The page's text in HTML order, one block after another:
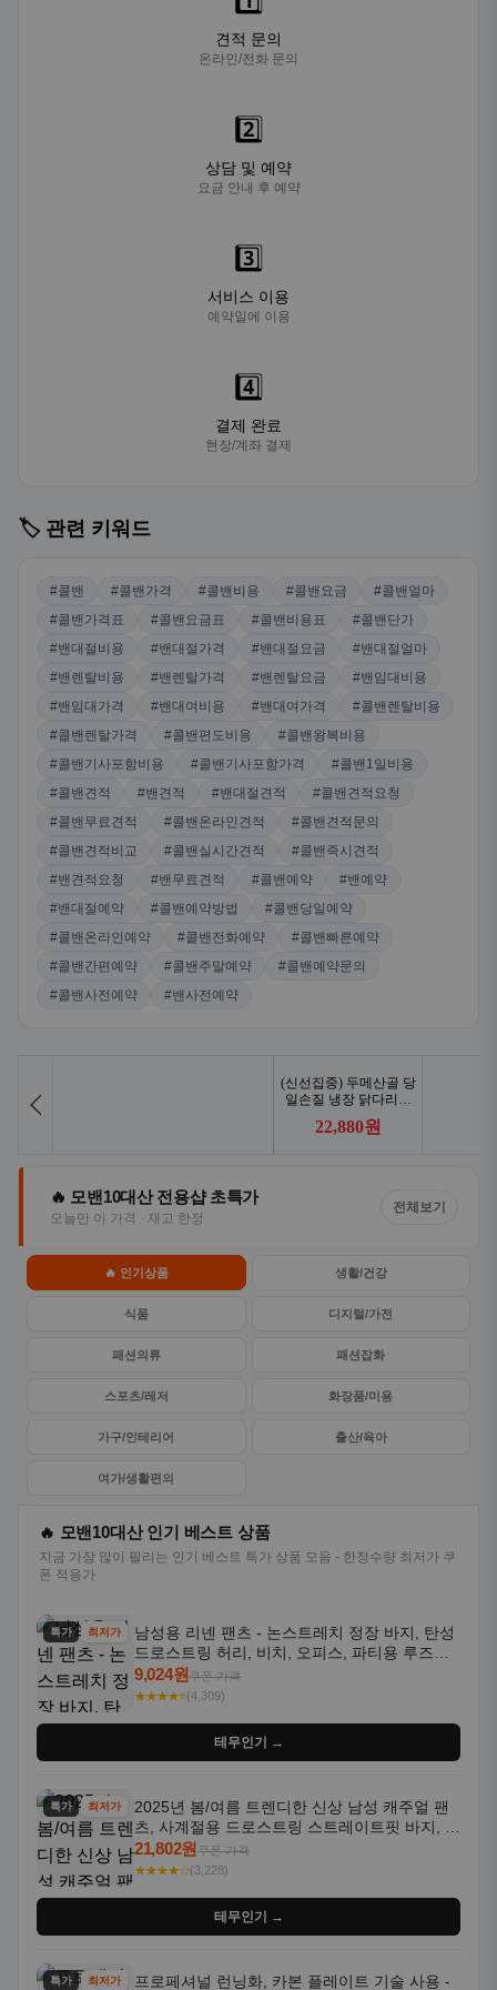
견적 문의
온라인/전화 문의
2️⃣
상담 및 예약
요금 안내 후 예약
3️⃣
서비스 이용
예약일에 이용
4️⃣
결제 완료
현장/계좌 결제
🏷️ 관련 키워드
#콜밴 #콜밴가격 #콜밴비용 #콜밴요금
#콜밴얼마
#콜밴가격표
#콜밴요금표 #콜밴비용표
#콜밴단가
#밴대절비용
#밴대절가격 #밴대절요금
#밴대절얼마
#밴렌탈비용
#밴렌탈가격 #밴렌탈요금
#밴임대비용
#밴임대가격
#밴대여비용 #밴대여가격
#콜밴렌탈비용
#콜밴렌탈가격
#콜밴편도비용
#콜밴왕복비용
#콜밴기사포함비용
#콜밴기사포함가격
#콜밴1일비용
#콜밴견적
#밴견적 #밴대절견적
#콜밴견적요청
#콜밴무료견적
#콜밴온라인견적
#콜밴견적문의
#콜밴견적비교
#콜밴실시간견적
#콜밴즉시견적
#밴견적요청
#밴무료견적 #콜밴예약
#밴예약
#밴대절예약
#콜밴예약방법
#콜밴당일예약
#콜밴온라인예약
#콜밴전화예약
#콜밴빠른예약
#콜밴간편예약
#콜밴주말예약
#콜밴예약문의
#콜밴사전예약
#밴사전예약
🔥 모밴10대산 전용샵 초특가
오늘만 이 가격 · 재고 한정
전체보기
🔥 인기상품 생활/건강
식품 디지털/가전
패션의류 패션잡화
스포츠/레저 화장품/미용
가구/인테리어 출산/육아
여가/생활편의
🔥 모밴10대산 인기 베스트 상품
지금 가장 많이 팔리는 인기 베스트 특가 상품 모음 - 한정수량 최저가 쿠
폰 적용가
특가 최저가
남성용 리넨 팬츠 - 논스트레치 정장 바지, 탄성
드로스트링 허리, 비치, 오피스, 파티용 루즈핏
트라우저 - 세탁기 사용 가능한 캐주얼 정장 의
상
9,024원쿠폰 가격
★★★★⭐(4,309)
테무인기 →
특가 최저가
2025년 봄/여름 트렌디한 신상 남성 캐주얼 팬
츠, 사계절용 드로스트링 스트레이트핏 바지, 한
국 스타일, 활용도 높은 아웃도어 및 정장용, 발
목 바지
21,802원쿠폰 가격
★★★★☆(3,228)
테무인기 →
특가 최저가 프로페셔널 런닝화, 카본 플레이트 기술 사용 -